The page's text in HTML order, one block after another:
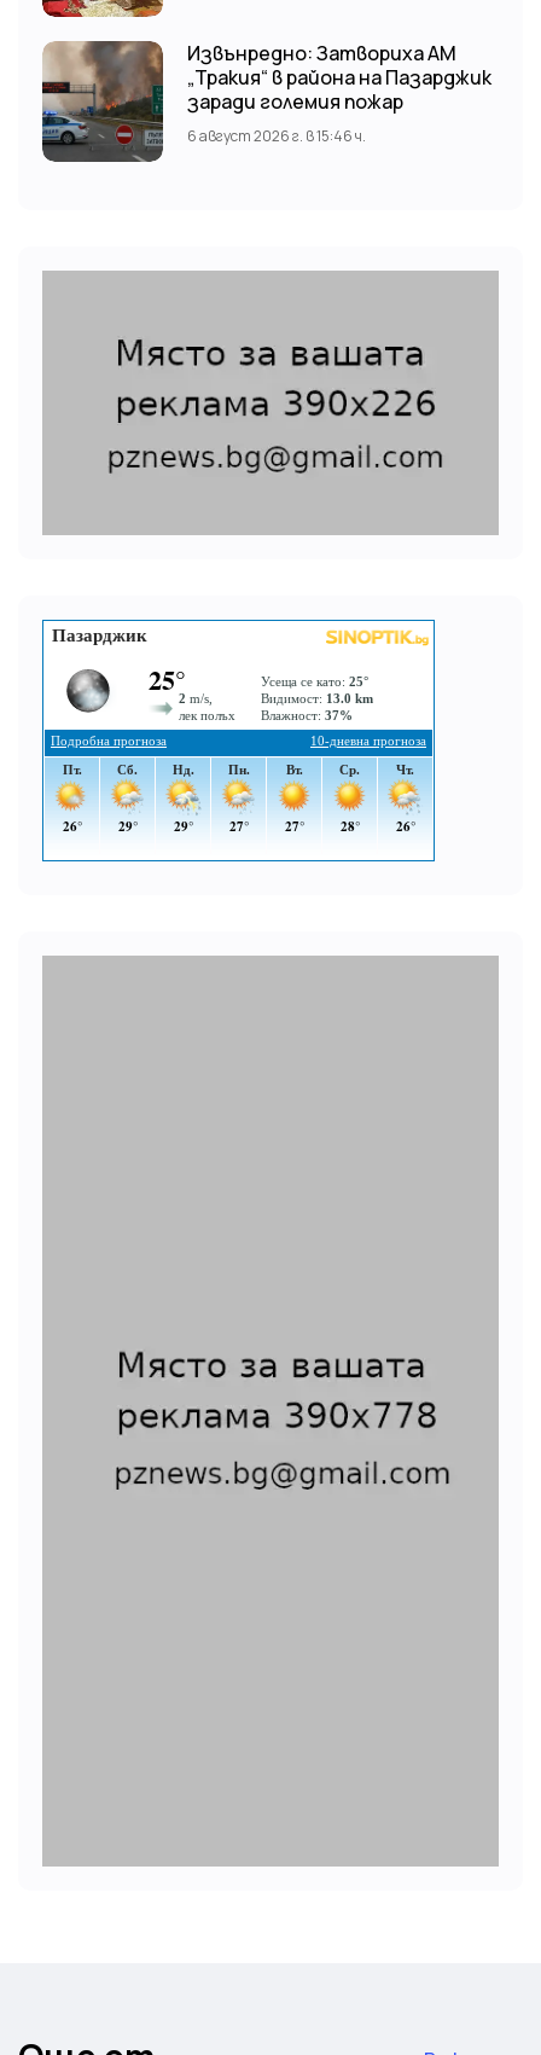
Извънредно: Затвориха АМ
„Тракия“ в района на Пазарджик
заради големия пожар
6 август 2026 г. в 15:46 ч.